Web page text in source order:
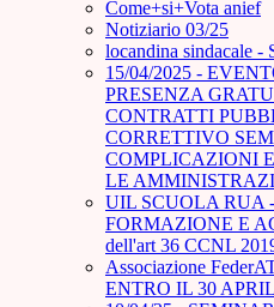
Come+si+Vota anief
Notiziario 03/25
locandina sindacale
15/04/2025 -
PRESENZA
CONTRATTI
CORRETTIVO
COMPLICAZIONI
LE
UIL SCUOLA RUA
FORMAZIONE E
dell'art 36 CCNL
Associazione
ENTRO IL 30